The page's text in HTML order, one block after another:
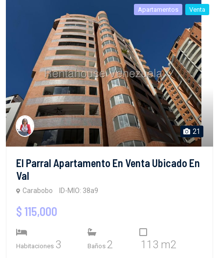
Apartamentos Venta
21
El Parral Apartamento En Venta Ubicado En
Val
Carabobo ID-MIO: 38a9
$ 115,000
Habitaciones 3 Baños 2 113 m2